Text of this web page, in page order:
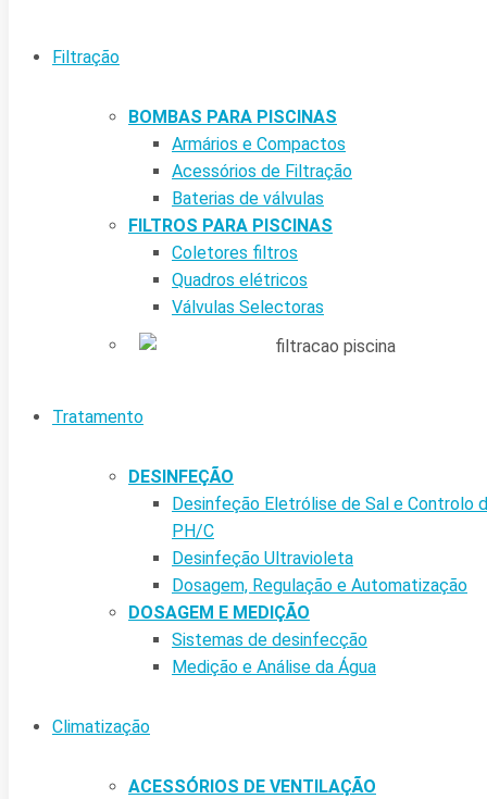
Filtração
BOMBAS PARA PISCINAS
Armários e Compactos
Acessórios de Filtração
Baterias de válvulas
FILTROS PARA PISCINAS
Coletores filtros
Quadros elétricos
Válvulas Selectoras
Tratamento
DESINFEÇÃO
Desinfeção Eletrólise de Sal e Controlo
PH/C
Desinfeção Ultravioleta
Dosagem, Regulação e Automatização
DOSAGEM E MEDIÇÃO
Sistemas de desinfecção
Medição e Análise da Água
Climatização
ACESSÓRIOS DE VENTILAÇÃO